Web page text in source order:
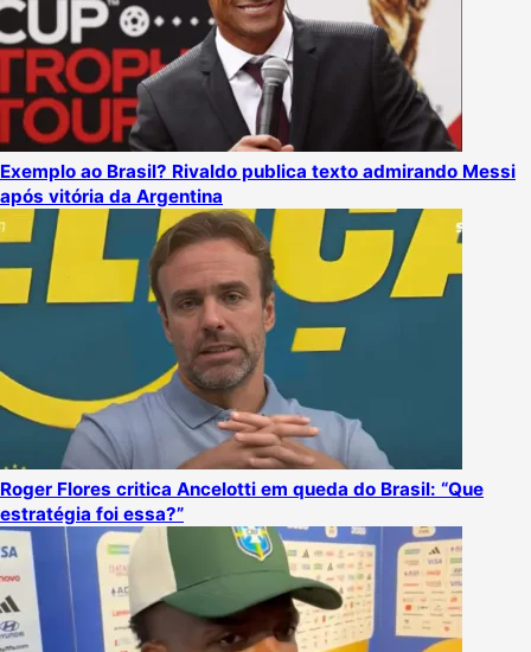
Exemplo ao Brasil? Rivaldo publica texto admirando Messi
após vitória da Argentina
Roger Flores critica Ancelotti em queda do Brasil: “Que
estratégia foi essa?”